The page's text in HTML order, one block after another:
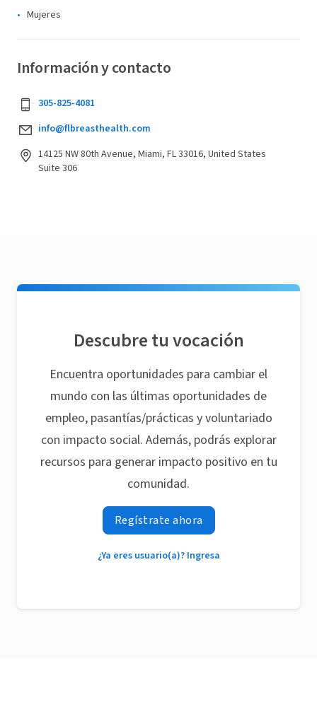
Mujeres
Información y contacto
305-825-4081
info@flbreasthealth.com
14125 NW 80th Avenue, Miami, FL 33016, United States
Suite 306
Descubre tu vocación
Encuentra oportunidades para cambiar el
mundo con las últimas oportunidades de
empleo, pasantías/prácticas y voluntariado
con impacto social. Además, podrás explorar
recursos para generar impacto positivo en tu
comunidad.
Regístrate ahora
¿Ya eres usuario(a)? Ingresa